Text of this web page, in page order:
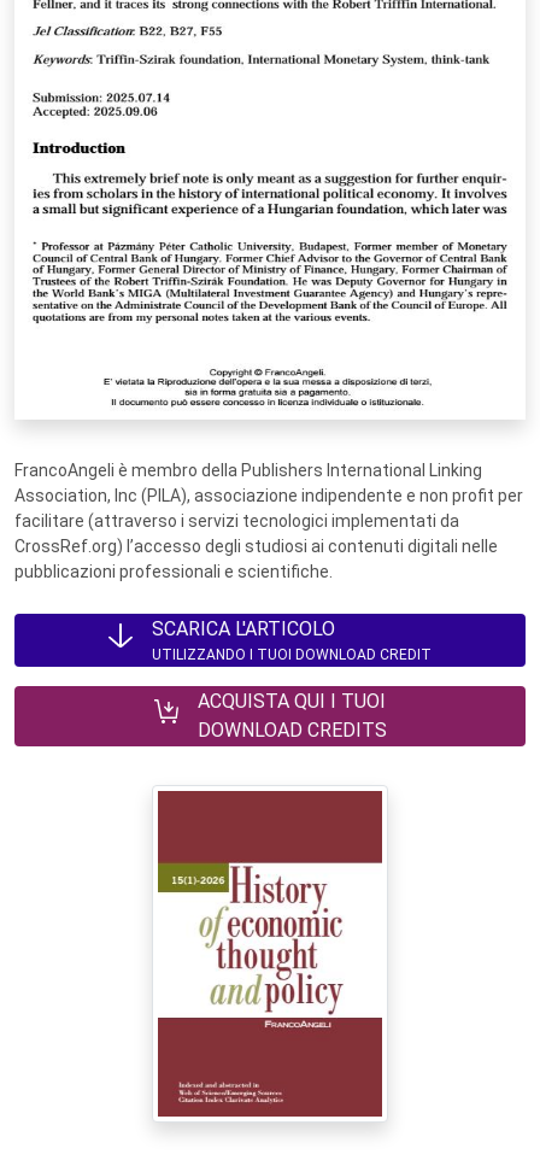
FrancoAngeli è membro della Publishers International Linking
Association, Inc (PILA), associazione indipendente e non profit per
facilitare (attraverso i servizi tecnologici implementati da
CrossRef.org) l’accesso degli studiosi ai contenuti digitali nelle
pubblicazioni professionali e scientifiche.
SCARICA L'ARTICOLO
UTILIZZANDO I TUOI DOWNLOAD CREDIT
ACQUISTA QUI I TUOI
DOWNLOAD CREDITS